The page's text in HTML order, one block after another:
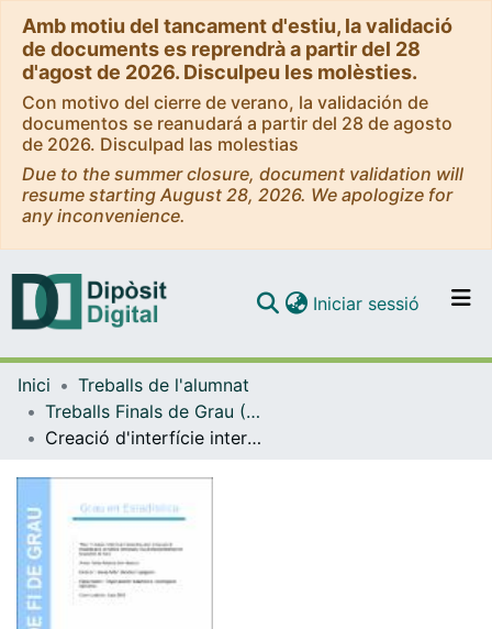
Amb motiu del tancament d'estiu, la validació
de documents es reprendrà a partir del 28
d'agost de 2026. Disculpeu les molèsties.
Con motivo del cierre de verano, la validación de
documentos se reanudará a partir del 28 de agosto
de 2026. Disculpad las molestias
Due to the summer closure, document validation will
resume starting August 28, 2026. We apologize for
any inconvenience.
Navega per tot el DD
Iniciar sessió (current)
Inici
Treballs de l'alumnat
Treballs Finals de Grau (TFG) - Estadística UB-UPC
Creació d'interfície interactiva amb shiny per la modelització de sèries temporals: estudi mediambiental de la qualitat de l'aire